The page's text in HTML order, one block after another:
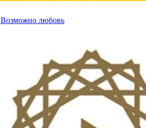
Возможно любовь